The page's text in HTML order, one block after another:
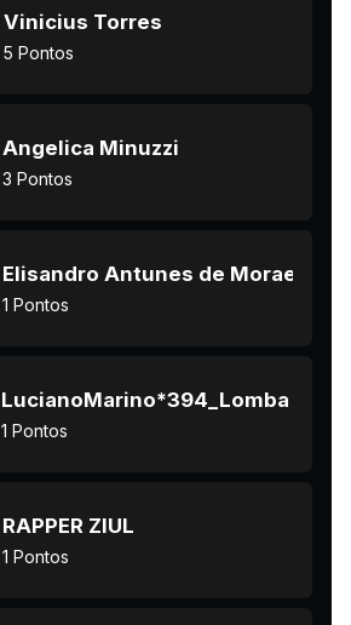
Vinicius Torres
5 Pontos
Angelica Minuzzi
3 Pontos
Elisandro Antunes de Moraes
1 Pontos
LucianoMarino*394_Lomba do
1 Pontos
RAPPER ZIUL
1 Pontos